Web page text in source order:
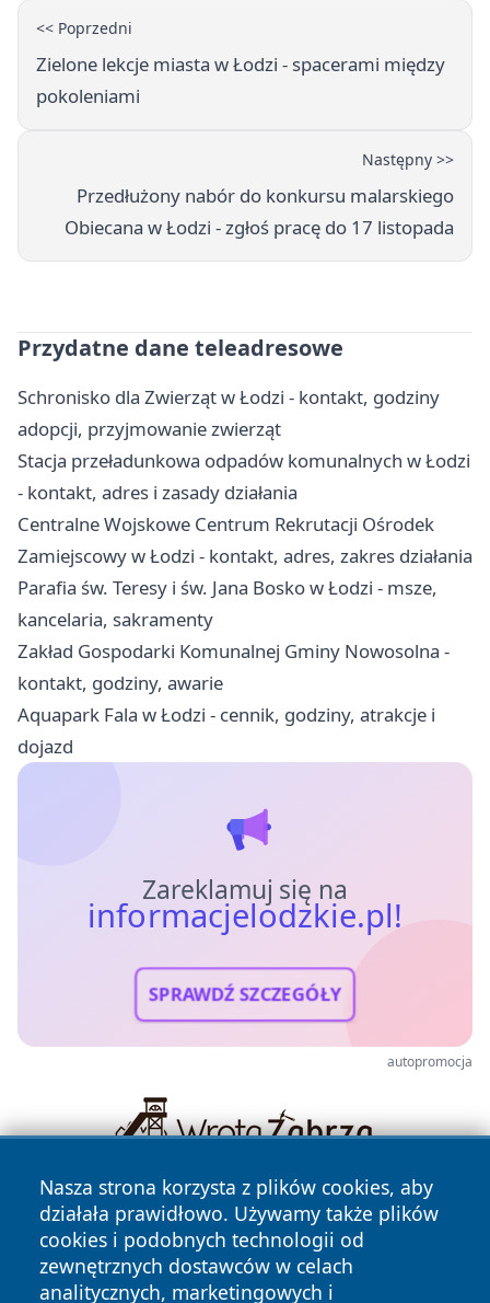
<< Poprzedni
Zielone lekcje miasta w Łodzi - spacerami między
pokoleniami
Następny >>
Przedłużony nabór do konkursu malarskiego
Obiecana w Łodzi - zgłoś pracę do 17 listopada
Przydatne dane teleadresowe
Schronisko dla Zwierząt w Łodzi - kontakt, godziny
adopcji, przyjmowanie zwierząt
Stacja przeładunkowa odpadów komunalnych w Łodzi
- kontakt, adres i zasady działania
Centralne Wojskowe Centrum Rekrutacji Ośrodek
Zamiejscowy w Łodzi - kontakt, adres, zakres działania
Parafia św. Teresy i św. Jana Bosko w Łodzi - msze,
kancelaria, sakramenty
Zakład Gospodarki Komunalnej Gminy Nowosolna -
kontakt, godziny, awarie
Aquapark Fala w Łodzi - cennik, godziny, atrakcje i
dojazd
Zareklamuj się na
informacjelodzkie.pl!
SPRAWDŹ SZCZEGÓŁY
autopromocja
Nasza strona korzysta z plików cookies, aby
działała prawidłowo. Używamy także plików
cookies i podobnych technologii od
zewnętrznych dostawców w celach
analitycznych, marketingowych i